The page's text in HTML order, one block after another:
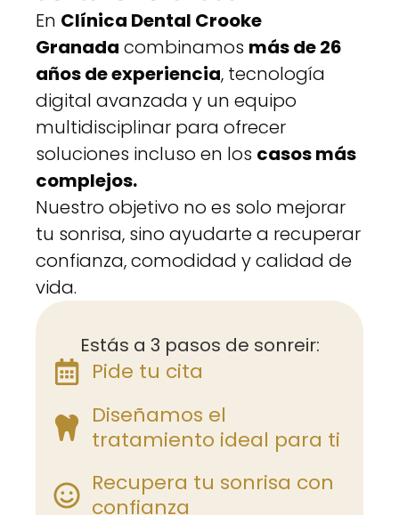
En Clínica Dental Crooke
Granada combinamos más de 26
años de experiencia, tecnología
digital avanzada y un equipo
multidisciplinar para ofrecer
soluciones incluso en los casos más
complejos.
Nuestro objetivo no es solo mejorar
tu sonrisa, sino ayudarte a recuperar
confianza, comodidad y calidad de
vida.
Estás a 3 pasos de sonreir:
Pide tu cita
Diseñamos el
tratamiento ideal para ti
Recupera tu sonrisa con
confianza